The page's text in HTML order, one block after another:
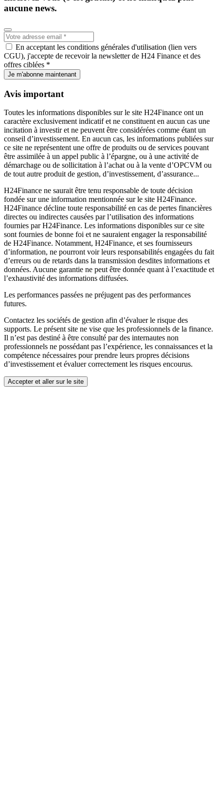
aucune news.
En acceptant les conditions générales d'utilisation (lien vers
CGU), j'accepte de recevoir la newsletter de H24 Finance et des
offres ciblées *
Je m'abonne maintenant
Avis important
Toutes les informations disponibles sur le site H24Finance ont un
caractère exclusivement indicatif et ne constituent en aucun cas une
incitation à investir et ne peuvent être considérées comme étant un
conseil d’investissement. En aucun cas, les informations publiées sur
ce site ne représentent une offre de produits ou de services pouvant
être assimilée à un appel public à l’épargne, ou à une activité de
démarchage ou de sollicitation à l’achat ou à la vente d’OPCVM ou
de tout autre produit de gestion, d’investissement, d’assurance...
H24Finance ne saurait être tenu responsable de toute décision
fondée sur une information mentionnée sur le site H24Finance.
H24Finance décline toute responsabilité en cas de pertes financières
directes ou indirectes causées par l’utilisation des informations
fournies par H24Finance. Les informations disponibles sur ce site
sont fournies de bonne foi et ne sauraient engager la responsabilité
de H24Finance. Notamment, H24Finance, et ses fournisseurs
d’information, ne pourront voir leurs responsabilités engagées du fait
d’erreurs ou de retards dans la transmission desdites informations et
données. Aucune garantie ne peut être donnée quant à l’exactitude et
l’exhaustivité des informations diffusées.
Les performances passées ne préjugent pas des performances
futures.
Contactez les sociétés de gestion afin d’évaluer le risque des
supports. Le présent site ne vise que les professionnels de la finance.
Il n’est pas destiné à être consulté par des internautes non
professionnels ne possédant pas l’expérience, les connaissances et la
compétence nécessaires pour prendre leurs propres décisions
d’investissement et évaluer correctement les risques encourus.
Accepter et aller sur le site